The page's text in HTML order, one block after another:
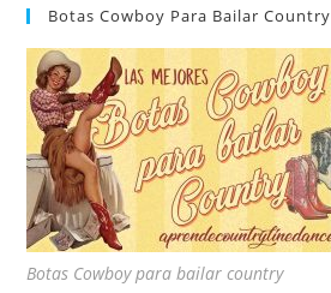
Botas Cowboy Para Bailar Country
Botas Cowboy para bailar country